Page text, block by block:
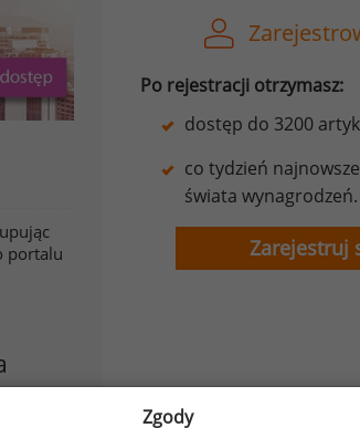
portalu
Po rejestracji otrzymasz:
dostęp do 3200
co tydzień
świata wynagrodzeń.
Zarejestruj
Zgody